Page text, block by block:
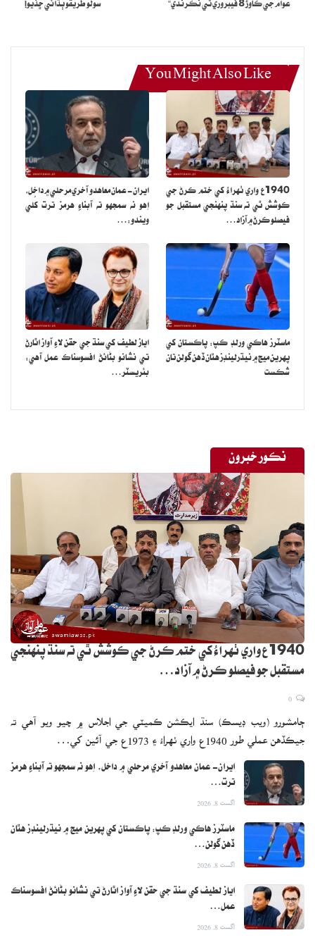
عوام جي ڪاوڙ 8 فيبروري تي نڪرندي“
سولو طريقو ٻڌائي ڇڏيو!
You Might Also Like
1940ع واري ٺهراءُ کي ختم ڪرڻ جي
ڪوشش ٿي ته سنڌ پنهنجي مستقبل جو
فيصلو ڪرڻ ۾ آزاد…
ايران- عمان معاهدو آخري مرحلي ۾ داخل،
اِهو نه سمجهو ته آبناءِ هرمز ترت کُلي
ويندو:…
ماسٽرز هاڪي ورلڊ ڪپ: پاڪستان کي
پهرين ميچ ۾ نيڌرلينڊز هٿان ڏهن گولن تان
شڪست
اياز لطيف کي سنڌ جي حقن لاءِ آواز اٿارڻ
تي نشانو بڻائڻ افسوسناڪ عمل آهي:
بئريسٽر…
نڪور خبرون
1940ع واري ٺهراءُ کي ختم ڪرڻ جي ڪوشش ٿي ته سنڌ پنهنجي
مستقبل جو فيصلو ڪرڻ ۾ آزاد…
ڄامشورو (ويب ڊيسڪ) سنڌ ايڪشن ڪميٽي جي اجلاس ۾ چيو ويو آهي ته
جيڪڏهن عملي طور 1940ع واري ٺهراءُ ۽ 1973ع جي آئين کي…
ايران- عمان معاهدو آخري مرحلي ۾ داخل، اِهو نه سمجهو ته آبناءِ هرمز
ترت…
اگست 8, 2026
ماسٽرز هاڪي ورلڊ ڪپ: پاڪستان کي پهرين ميچ ۾ نيڌرلينڊز هٿان
ڏهن گولن…
اگست 8, 2026
اياز لطيف کي سنڌ جي حقن لاءِ آواز اٿارڻ تي نشانو بڻائڻ افسوسناڪ
عمل…
اگست 8, 2026